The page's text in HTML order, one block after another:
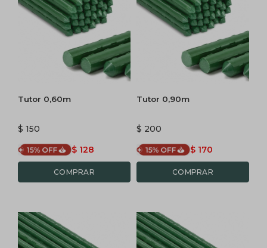
Tutor 0,60m
$ 150
$ 128
Tutor 0,90m
$ 200
$ 170